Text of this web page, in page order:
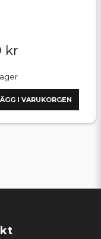
kr
I VARUKORGEN